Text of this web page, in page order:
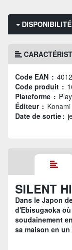
Code EAN :
Code produit :
Plateforme :
Éditeur : Konami
Date de sortie :
SILENT
Dans le Japon
d'Ebisugaoka
soudainement
sa maison en